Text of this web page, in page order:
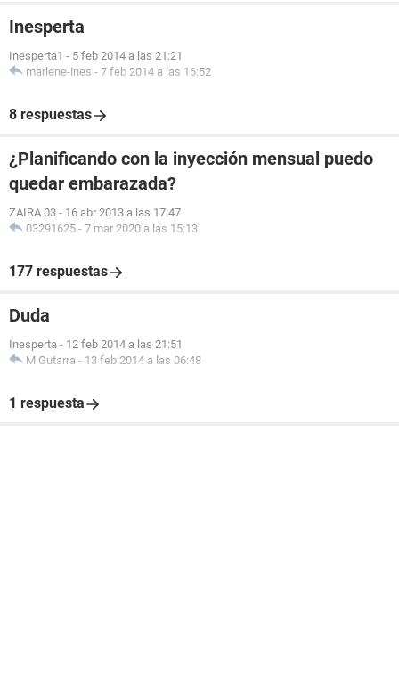
Inesperta
Inesperta1 - 5 feb 2014 a las 21:21
marlene-ines - 7 feb 2014 a las 16:52
8 respuestas
¿Planificando con la inyección mensual puedo
quedar embarazada?
ZAIRA 03 - 16 abr 2013 a las 17:47
03291625 - 7 mar 2020 a las 15:13
177 respuestas
Duda
Inesperta - 12 feb 2014 a las 21:51
M Gutarra - 13 feb 2014 a las 06:48
1 respuesta